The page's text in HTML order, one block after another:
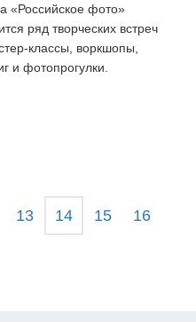
«Российское фото»
ряд творческих встреч
классы, воркшопы,
и фотопрогулки.
13 14 15 16